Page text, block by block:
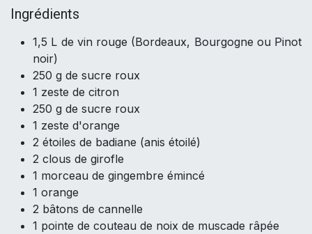
Ingrédients
1,5 L de vin rouge (Bordeaux, Bourgogne ou Pinot
noir)
250 g de sucre roux
1 zeste de citron
250 g de sucre roux
1 zeste d'orange
2 étoiles de badiane (anis étoilé)
2 clous de girofle
1 morceau de gingembre émincé
1 orange
2 bâtons de cannelle
1 pointe de couteau de noix de muscade râpée